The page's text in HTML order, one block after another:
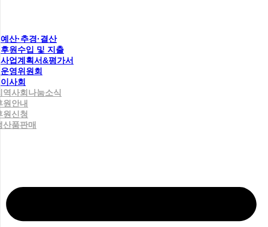
예산·추경·결산
후원수입 및 지출
사업계획서&평가서
운영위원회
이사회
역사회나눔소식
원안내
원신청
산품판매